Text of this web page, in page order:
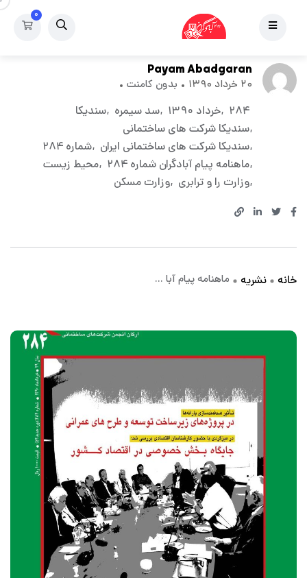
۰ نشریه
ماهنامه پیام آبادگران شماره ۲۸۴
Payam Abadgaran
۲۰ خرداد ۱۳۹۰ بدون کامنت
۲۸۴ خرداد ۱۳۹۰ سد سیمره سندیکا
سندیکا شرکت های ساختمانی
سندیکا شرکت های ساختمانی ایران شماره ۲۸۴
ماهنامه پیام آبادگران شماره ۲۸۴
محیط زیست
وزارت را و ترابری وزارت مسکن
خانه نشریه ماهنامه پیام آبا ...